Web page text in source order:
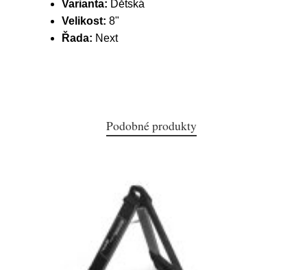
Varianta: Dětská
Velikost: 8"
Řada: Next
Podobné produkty